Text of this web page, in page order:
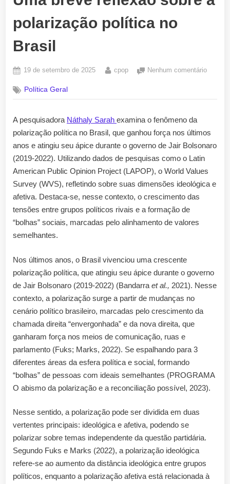
polarização política no
Brasil
Posted
19 de setembro de 2025 By
cpop Nenhum comentárioem
reflexão
política
Política Geral
A pesquisadora Náthaly Sarah examina o fenômeno da
polarização política no Brasil, que ganhou força nos últimos
anos e atingiu seu ápice durante o governo de Jair Bolsonaro
(2019-2022). Utilizando dados de pesquisas como o Latin
American Public Opinion Project (LAPOP), o World Values
Survey (WVS), refletindo sobre suas dimensões ideológica e
afetiva. Destaca-se, nesse contexto, o crescimento das
tensões entre grupos políticos rivais e a formação de
“bolhas” sociais, marcadas pelo alinhamento de valores
semelhantes.
Nos últimos anos, o Brasil vivenciou uma crescente
polarização política, que atingiu seu ápice durante o governo
de Jair Bolsonaro (2019-2022) (Bandarra et al., 2021). Nesse
contexto, a polarização surge a partir de mudanças no
cenário político brasileiro, marcadas pelo crescimento da
chamada direita “envergonhada” e da nova direita, que
ganharam força nos meios de comunicação, ruas e
parlamento (Fuks; Marks, 2022). Se espalhando para 3
diferentes áreas da esfera política e social, formando
“bolhas” de pessoas com ideais semelhantes (PROGRAMA
O abismo da polarização e a reconciliação possível, 2023).
Nesse sentido, a polarização pode ser dividida em duas
vertentes principais: ideológica e afetiva, podendo se
polarizar sobre temas independente da questão partidária.
Segundo Fuks e Marks (2022), a polarização ideológica
refere-se ao aumento da distância ideológica entre grupos
políticos, enquanto a polarização afetiva está relacionada à